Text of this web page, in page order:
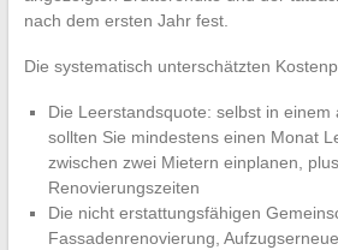
nach dem ersten Jahr fest.
Die systematisch unterschätzten
Die Leerstandsquote: selbst in
sollten Sie mindestens einen Monat
zwischen zwei Mietern einplanen,
Renovierungszeiten
Die nicht erstattungsfähigen
Fassadenrenovierung,